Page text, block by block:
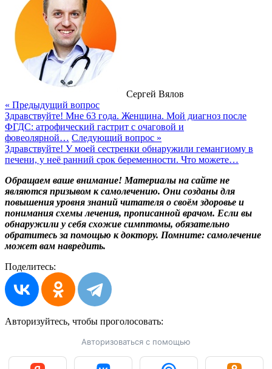
Сергей Вялов
« Предыдущий вопрос
Здравствуйте! Мне 63 года. Женщина. Мой диагноз после
ФГДС: атрофический гастрит с очаговой и
фовеолярной… Следующий вопрос »
Здравствуйте! У моей сестренки обнаружили гемангиому в
печени, у неё ранний срок беременности. Что можете…
Обращаем ваше внимание! Материалы на сайте не
являются призывом к самолечению. Они созданы для
повышения уровня знаний читателя о своём здоровье и
понимания схемы лечения, прописанной врачом. Если вы
обнаружили у себя схожие симптомы, обязательно
обратитесь за помощью к доктору. Помните: самолечение
может вам навредить.
Поделитесь:
Авторизуйтесь, чтобы проголосовать:
Авторизоваться с помощью